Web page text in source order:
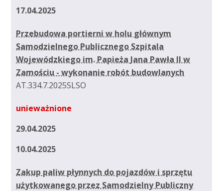
17.04.2025
Przebudowa portierni w holu głównym
Samodzielnego Publicznego Szpitala
Wojewódzkiego im. Papieża Jana Pawła II w
Zamościu - wykonanie robót budowlanych
AT.334.7.2025SLSO
unieważnione
29.04.2025
10.04.2025
Zakup paliw płynnych do pojazdów i sprzętu
użytkowanego przez Samodzielny Publiczny